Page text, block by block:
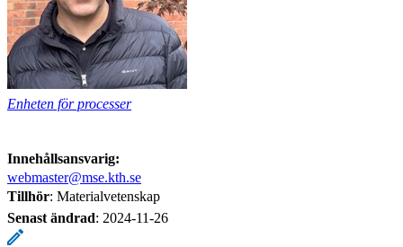
Enheten för processer
Innehållsansvarig:
webmaster@mse.kth.se
Tillhör: Materialvetenskap
Senast ändrad: 2024-11-26